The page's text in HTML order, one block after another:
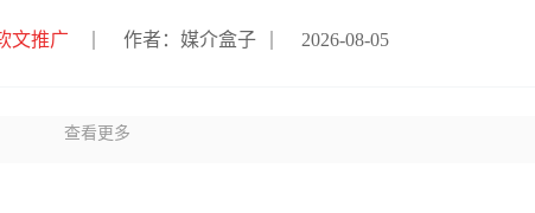
文推广 作者：媒介盒子 2026-08-05
查看更多